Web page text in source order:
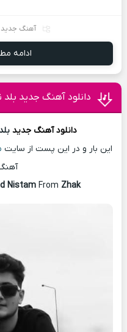
آهنگ جدید
ادامه
دانلود آهنگ جدید
دانلود آهنگ جدید
این بار و در این پست از سایت
NistamFrom Zhak